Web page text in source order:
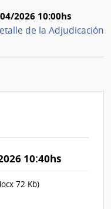
2026 10:00hs
de la Adjudicación
10:40hs
72 Kb)